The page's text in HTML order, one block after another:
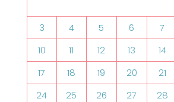
3
4 5 6 7
10
11 12 13 14
17
18 19 20 21
24
25 26 27 28